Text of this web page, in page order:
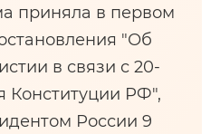
приняла в первом
"Об
в связи с 20-
Конституции РФ",
России 9